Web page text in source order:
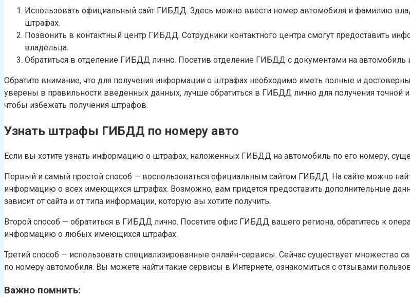
Использовать официальный сайт ГИБДД. Здесь можно ввести номер автомобиля и фамилию
штрафах.
Позвонить в контактный центр ГИБДД. Сотрудники контактного центра смогут предоставить
владельца.
Обратиться в отделение ГИБДД лично. Посетив отделение ГИБДД с документами на
Обратите внимание, что для получения информации о штрафах необходимо иметь полные и
уверены в правильности введенных данных, лучше обратиться в ГИБДД лично для получения точной
чтобы избежать получения штрафов.
Узнать штрафы ГИБДД по номеру авто
Если вы хотите узнать информацию о штрафах, наложенных ГИБДД на автомобиль по его номеру,
Первый и самый простой способ — воспользоваться официальным сайтом ГИБДД. На сайте можно
информацию о всех имеющихся штрафах. Возможно, вам придется предоставить дополнительные
зависит от сайта и от типа информации, которую вы хотите получить.
Второй способ — обратиться в ГИБДД лично. Посетите офис ГИБДД вашего региона, обратитесь к
информацию о любых имеющихся штрафах.
Третий способ — использовать специализированные онлайн-сервисы. Сейчас существует множество
по номеру автомобиля. Вы можете найти такие сервисы в Интернете, ознакомиться с отзывами
Важно помнить: